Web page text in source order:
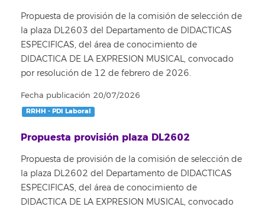
Propuesta de provisión de la comisión de selección de
la plaza DL2603 del Departamento de DIDACTICAS
ESPECIFICAS, del área de conocimiento de
DIDACTICA DE LA EXPRESION MUSICAL, convocado
por resolución de 12 de febrero de 2026.
Fecha publicación 20/07/2026
RRHH - PDI Laboral
Propuesta provisión plaza DL2602
Propuesta de provisión de la comisión de selección de
la plaza DL2602 del Departamento de DIDACTICAS
ESPECIFICAS, del área de conocimiento de
DIDACTICA DE LA EXPRESION MUSICAL, convocado